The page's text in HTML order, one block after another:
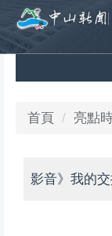
到
主
資訊分類
媒體報導
首頁 亮點
影音》我的